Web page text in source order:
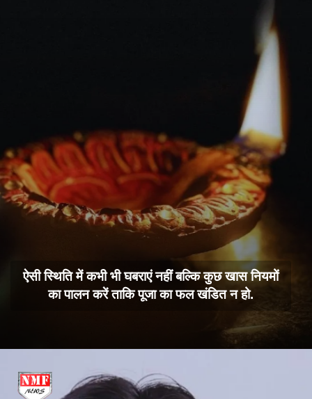
ऐसी स्थिति में कभी भी घबराएं नहीं बल्कि कुछ खास नियमों
का पालन करें ताकि पूजा का फल खंडित न हो.